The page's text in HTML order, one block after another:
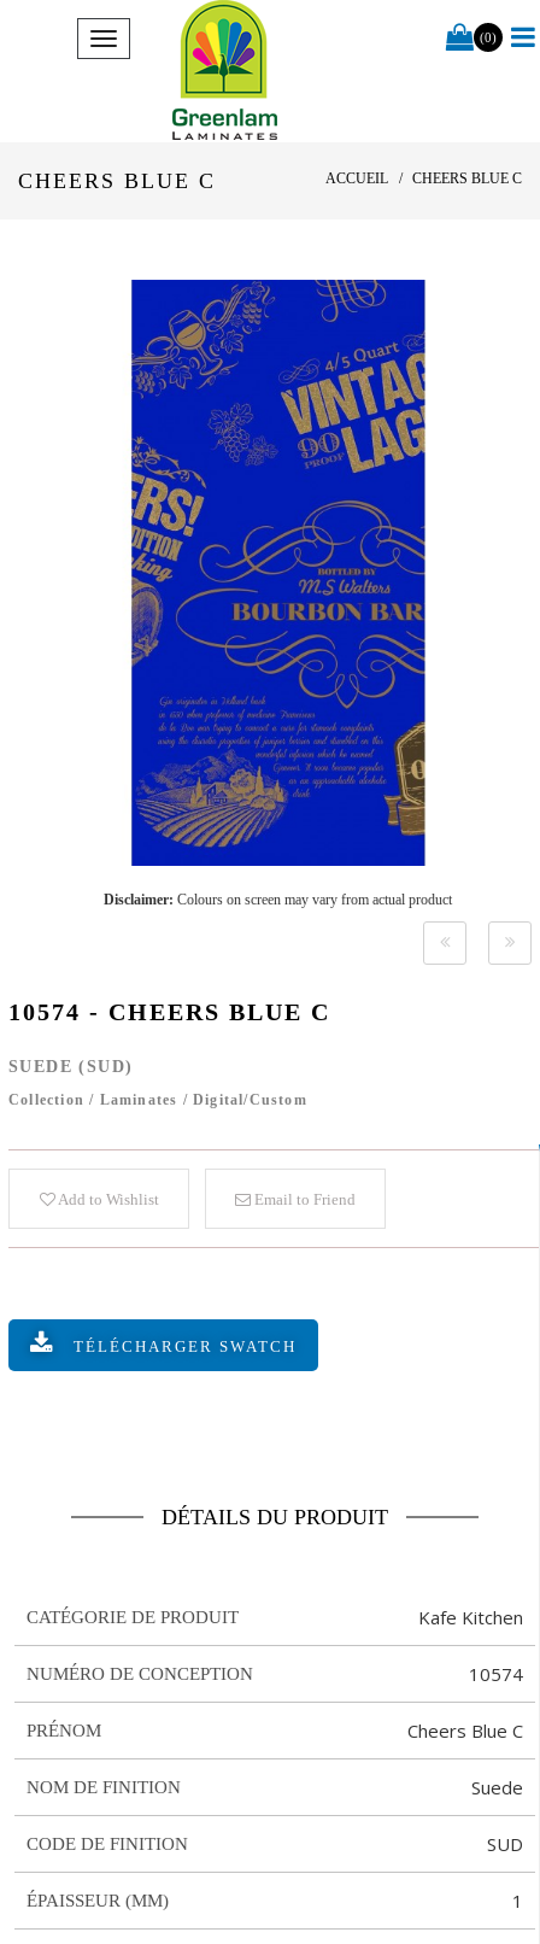
(0)
CHEERS BLUE C ACCUEIL CHEERS BLUE C
Disclaimer: Colours on screen may vary from actual product
10574 - CHEERS BLUE C
SUEDE (SUD)
Collection / Laminates / Digital/Custom
Add to Wishlist Email to Friend
TÉLÉCHARGER SWATCH
DÉTAILS DU PRODUIT
CATÉGORIE DE PRODUIT Kafe Kitchen
NUMÉRO DE CONCEPTION 10574
PRÉNOM Cheers Blue C
NOM DE FINITION Suede
CODE DE FINITION SUD
ÉPAISSEUR (MM) 1